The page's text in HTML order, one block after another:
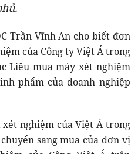
Trần Vĩnh An cho biết đơn
của Công ty Việt Á trong
Liêu mua máy xét nghiệm
phẩm của doanh nghiệp
xét nghiệm của Việt Á trong
sang mua của đơn vị